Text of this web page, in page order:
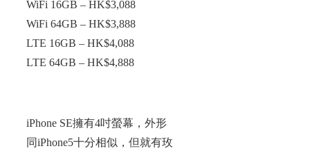
WiFi 16GB – HK$3,088
WiFi 64GB – HK$3,888
LTE 16GB – HK$4,088
LTE 64GB – HK$4,888
iPhone SE擁有4吋螢幕，外形
同iPhone5十分相似，但就有玫